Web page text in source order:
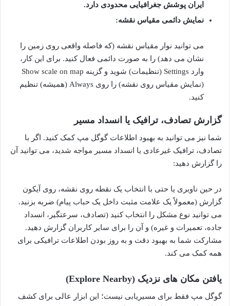
ایران پوشش جغرافیایی محدودی دارد.
نمایش دائمی مقیاس نقشه:
می توانید نوار مقیاس نقشه (که فاصله واقعی روی زمین را
نشان می دهد) را به صورت دائمی فعال کنید. برای این کار،
وارد Settings (تنظیمات) شوید و گزینه Show scale on map
(نمایش مقیاس روی نقشه) را روی Always (همیشه) تنظیم
کنید.
گزارش تصادف، ترافیک یا انسداد مسیر
شما نیز می توانید به بهبود اطلاعات گوگل مپ کمک کنید. اگر با
تصادف، ترافیک غیرعادی یا انسداد مسیر مواجه شدید، می توانید آن
را گزارش دهید:
در حین ناوبری یا حتی با انتخاب یک نقطه روی نقشه، روی آیکون
گزارش (معمولاً یک علامت مثبت داخل یک حباب پیام) ضربه بزنید.
می توانید نوع مشکل را انتخاب کنید (تصادف، سرعتگیر، انسداد
جاده، تعمیرات و غیره) و آن را برای سایر کاربران گزارش دهید.
مشارکت شما به بهبود دقت و به روز بودن اطلاعات ترافیکی برای
همه کمک می کند.
یافتن مکان های نزدیک (Explore Nearby)
گوگل مپ فقط برای مسیریابی نیست؛ این ابزار عالی برای کشف